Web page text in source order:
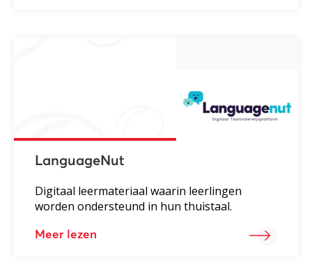
LanguageNut
Digitaal leermateriaal waarin leerlingen
worden ondersteund in hun thuistaal.
Meer lezen